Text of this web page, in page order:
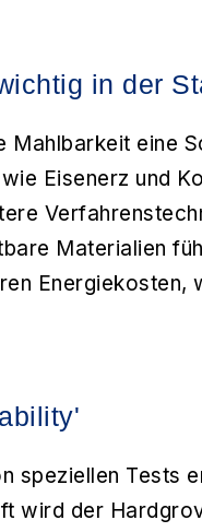
in der
Mahlbarkeit eine
Eisenerz und
Materialien
speziellen Tests
wird der